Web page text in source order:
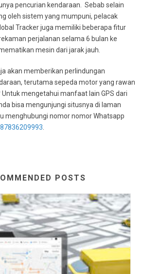
pencurian kendaraan. Sebab selain
oleh sistem yang mumpuni, pelacak
Tracker juga memiliki beberapa fitur
perjalanan selama 6 bulan ke
mesin dari jarak jauh.
akan memberikan perlindungan
terutama sepeda motor yang rawan
Untuk mengetahui manfaat lain GPS dari
bisa mengunjungi situsnya di laman
menghubungi nomor nomor Whatsapp
POSTS